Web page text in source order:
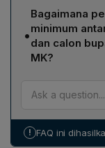
pemilu. MK
demokrasi dan
partai yang
dilarang
MK
jumlah
suara sah; •
juta‑12 juta
•
Bagaimana
minimum
dan calon
MK?
Untuk calon
6,5%–10%
(2‑12‑>12
minimum
! FAQ ini